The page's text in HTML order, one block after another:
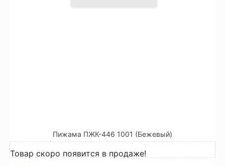
Пижама ПЖК-446 1001 (Бежевый)
Товар скоро появится в продаже!